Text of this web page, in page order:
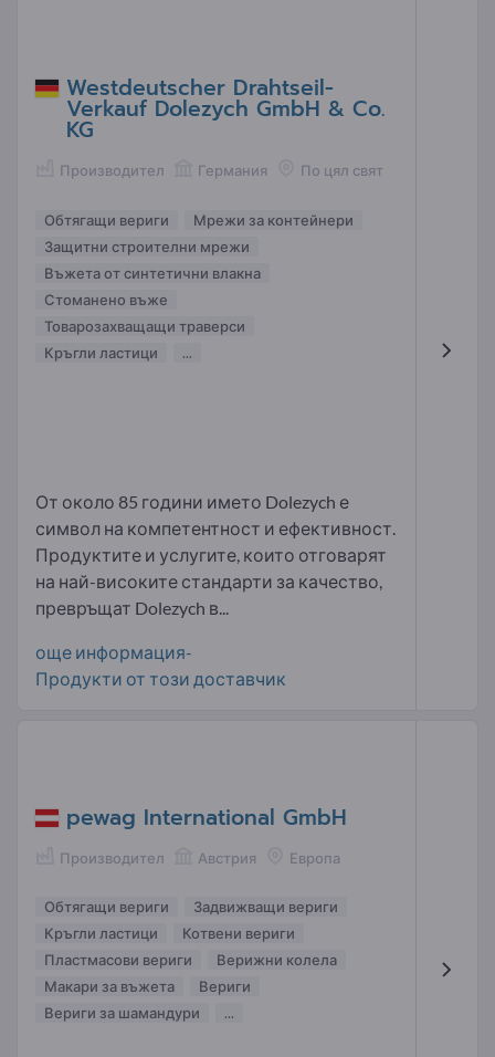
Westdeutscher Drahtseil-
Verkauf Dolezych GmbH & Co.
KG
Производител Германия По цял свят
Обтягащи вериги
Мрежи за контейнери
Защитни строителни мрежи
Въжета от синтетични влакна
Стоманено въже
Товарозахващащи траверси
Кръгли ластици
...
От около 85 години името Dolezych е
символ на компетентност и ефективност.
Продуктите и услугите, които отговарят
на най-високите стандарти за качество,
превръщат Dolezych в...
още информация-
Продукти от този доставчик
pewag International GmbH
Производител Австрия Европа
Обтягащи вериги
Задвижващи вериги
Кръгли ластици
Котвени вериги
Пластмасови вериги
Верижни колела
Макари за въжета
Вериги
Вериги за шамандури
...